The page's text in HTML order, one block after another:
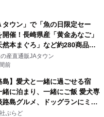
タウン」で「魚の日限定セー
開催！長崎県産「黄金あなご」
然本まぐろ」など約280商品を
～毎月１０日の定例企画～
産直通販JAタウン
前
島】愛犬と一緒に過ごせる宿
緒に泊まり、一緒にご飯 愛犬専
路島グルメ、ドッグランにミニ
グランピングとトレーラーハウ
ぷらど